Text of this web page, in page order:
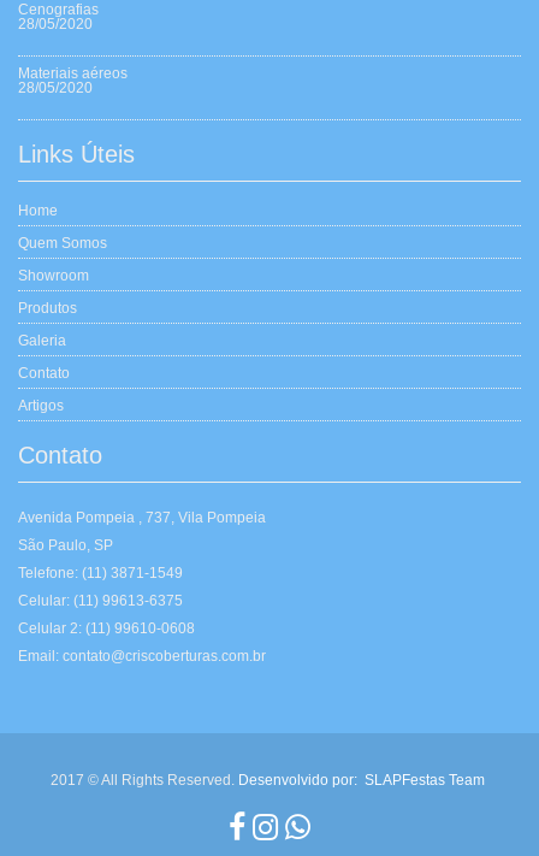
Cenografias
28/05/2020
Materiais aéreos
28/05/2020
Links Úteis
Home
Quem Somos
Showroom
Produtos
Galeria
Contato
Artigos
Contato
Avenida Pompeia , 737, Vila Pompeia
São Paulo, SP
Telefone: (11) 3871-1549
Celular: (11) 99613-6375
Celular 2: (11) 99610-0608
Email: contato@criscoberturas.com.br
2017 © All Rights Reserved. Desenvolvido por: SLAPFestas Team